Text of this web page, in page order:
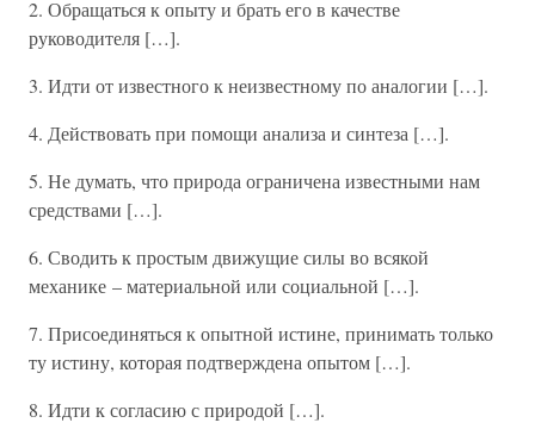
2. Обращаться к опыту и брать его в качестве
руководителя […].
3. Идти от известного к неизвестному по аналогии […].
4. Действовать при помощи анализа и синтеза […].
5. Не думать, что природа ограничена известными нам
средствами […].
6. Сводить к простым движущие силы во всякой
механике – материальной или социальной […].
7. Присоединяться к опытной истине, принимать только
ту истину, которая подтверждена опытом […].
8. Идти к согласию с природой […].